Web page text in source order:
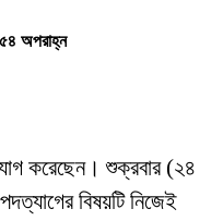
অপরাহ্ন
করেছেন। শুক্রবার (২৪
বিষয়টি নিজেই